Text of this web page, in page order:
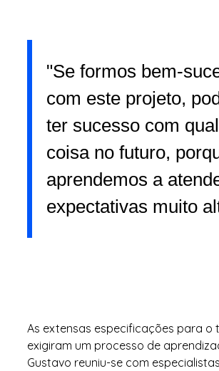
"Se formos bem-
com este projeto,
ter sucesso com
coisa no futuro,
aprendemos a
expectativas muito
As extensas especificações para o
exigiram um processo de
Gustavo reuniu-se com